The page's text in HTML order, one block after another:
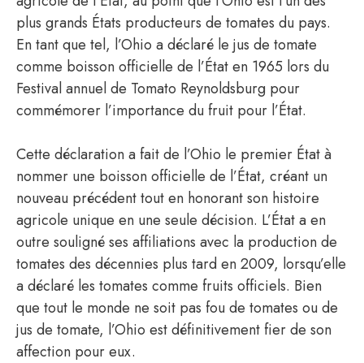
plus grands États producteurs de tomates du pays.
En tant que tel, l’Ohio a déclaré le jus de tomate
comme boisson officielle de l’État en 1965 lors du
Festival annuel de Tomato Reynoldsburg pour
commémorer l’importance du fruit pour l’État.
Cette déclaration a fait de l’Ohio le premier État à
nommer une boisson officielle de l’État, créant un
nouveau précédent tout en honorant son histoire
agricole unique en une seule décision. L’État a en
outre souligné ses affiliations avec la production de
tomates des décennies plus tard en 2009, lorsqu’elle
a déclaré les tomates comme fruits officiels. Bien
que tout le monde ne soit pas fou de tomates ou de
jus de tomate, l’Ohio est définitivement fier de son
affection pour eux.